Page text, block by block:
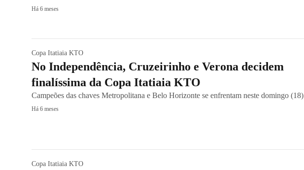
Há 6 meses
Copa Itatiaia KTO
No Independência, Cruzeirinho e Verona decidem
finalíssima da Copa Itatiaia KTO
Campeões das chaves Metropolitana e Belo Horizonte se enfrentam neste domingo (18)
Há 6 meses
Copa Itatiaia KTO